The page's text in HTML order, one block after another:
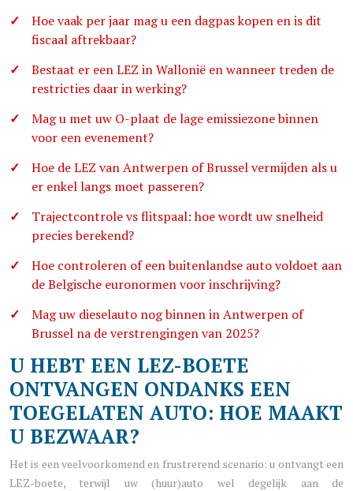
Hoe vaak per jaar mag u een dagpas kopen en is dit
fiscaal aftrekbaar?
Bestaat er een LEZ in Wallonië en wanneer treden de
restricties daar in werking?
Mag u met uw O-plaat de lage emissiezone binnen
voor een evenement?
Hoe de LEZ van Antwerpen of Brussel vermijden als u
er enkel langs moet passeren?
Trajectcontrole vs flitspaal: hoe wordt uw snelheid
precies berekend?
Hoe controleren of een buitenlandse auto voldoet aan
de Belgische euronormen voor inschrijving?
Mag uw dieselauto nog binnen in Antwerpen of
Brussel na de verstrengingen van 2025?
U HEBT EEN LEZ-BOETE
ONTVANGEN ONDANKS EEN
TOEGELATEN AUTO: HOE MAAKT
U BEZWAAR?
Het is een veelvoorkomend en frustrerend scenario: u ontvangt een
LEZ-boete, terwijl uw (huur)auto wel degelijk aan de